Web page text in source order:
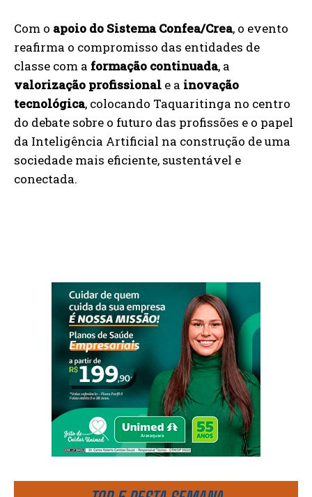
Com o apoio do Sistema Confea/Crea, o evento
reafirma o compromisso das entidades de
classe com a formação continuada, a
valorização profissional e a inovação
tecnológica, colocando Taquaritinga no centro
do debate sobre o futuro das profissões e o papel
da Inteligência Artificial na construção de uma
sociedade mais eficiente, sustentável e
conectada.